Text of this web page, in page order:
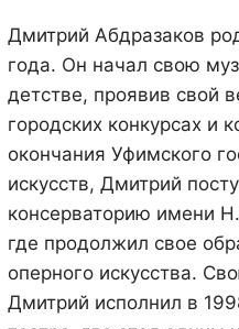
Дмитрий Абдразаков
года. Он начал свою
детстве, проявив свой
городских конкурсах и
окончания Уфимского
искусств, Дмитрий
консерваторию имени
где продолжил свое
оперного искусства.
Дмитрий исполнил в